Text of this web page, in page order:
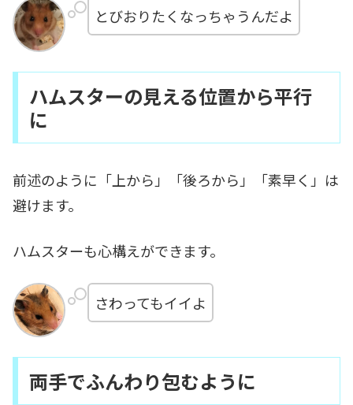
とびおりたくなっちゃうんだよ
ハムスターの見える位置から平行
に
前述のように「上から」「後ろから」「素早く」は
避けます。
ハムスターも心構えができます。
さわってもイイよ
両手でふんわり包むように